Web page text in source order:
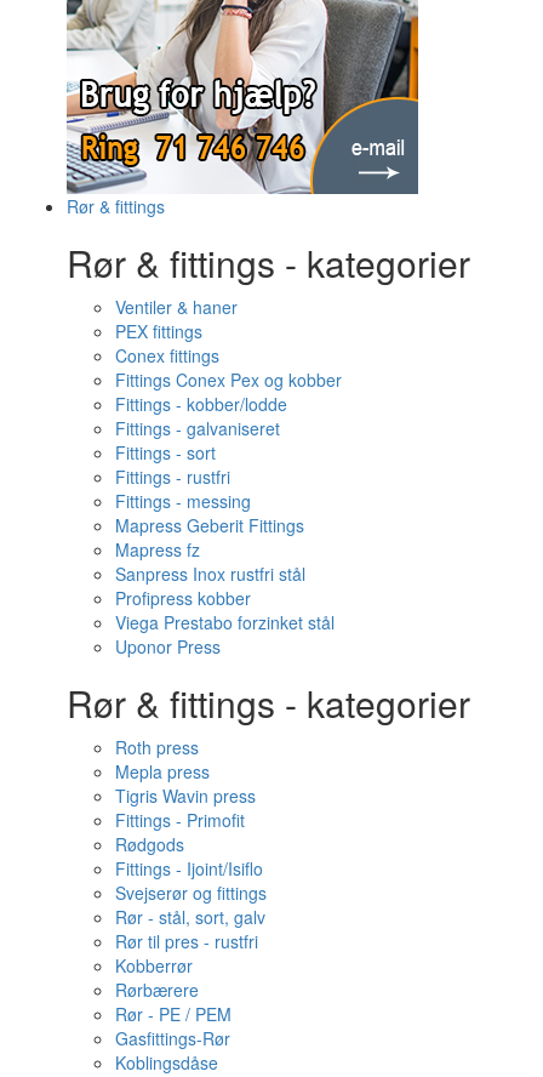
Rør & fittings
Rør & fittings - kategorier
Ventiler & haner
PEX fittings
Conex fittings
Fittings Conex Pex og kobber
Fittings - kobber/lodde
Fittings - galvaniseret
Fittings - sort
Fittings - rustfri
Fittings - messing
Mapress Geberit Fittings
Mapress fz
Sanpress Inox rustfri stål
Profipress kobber
Viega Prestabo forzinket stål
Uponor Press
Rør & fittings - kategorier
Roth press
Mepla press
Tigris Wavin press
Fittings - Primofit
Rødgods
Fittings - Ijoint/Isiflo
Svejserør og fittings
Rør - stål, sort, galv
Rør til pres - rustfri
Kobberrør
Rørbærere
Rør - PE / PEM
Gasfittings-Rør
Koblingsdåse